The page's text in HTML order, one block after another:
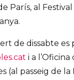
París, al
de dissabte es
i a
(al passeig de